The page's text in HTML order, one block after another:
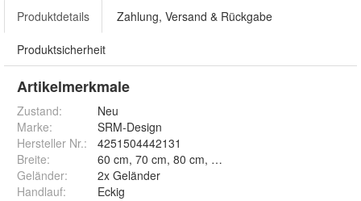
Produktdetails Zahlung, Versand & Rückgabe
Produktsicherheit
Artikelmerkmale
Zustand:
Neu
Marke:
SRM-Design
Hersteller Nr.:
4251504442131
Breite:
Geländer:
2x Geländer
Handlauf: Eckig